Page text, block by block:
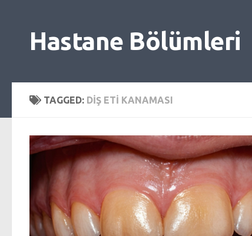
Hastane Bölümleri
TAGGED: DIŞ ETI KANAMASI